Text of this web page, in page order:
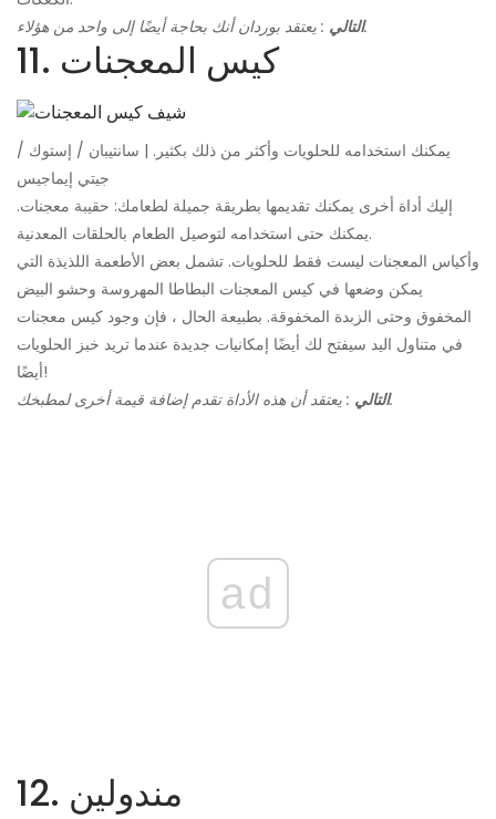
التالي: يعتقد بوردان أنك بحاجة أيضًا إلى واحد من هؤلاء.
11. كيس المعجنات
يمكنك استخدامه للحلويات وأكثر من ذلك بكثير. | سانتيبان / إستوك /
جيتي إيماجيس
إليك أداة أخرى يمكنك تقديمها بطريقة جميلة لطعامك: حقيبة معجنات.
يمكنك حتى استخدامه لتوصيل الطعام بالحلقات المعدنية.
وأكياس المعجنات ليست فقط للحلويات. تشمل بعض الأطعمة اللذيذة التي
يمكن وضعها في كيس المعجنات البطاطا المهروسة وحشو البيض
المخفوق وحتى الزبدة المخفوقة. بطبيعة الحال ، فإن وجود كيس معجنات
في متناول اليد سيفتح لك أيضًا إمكانيات جديدة عندما تريد خبز الحلويات
أيضًا!
التالي: يعتقد أن هذه الأداة تقدم إضافة قيمة أخرى لمطبخك.
ad
12. مندولين